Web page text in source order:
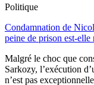
Politique
Condamnation de
peine de prison est-elle
Malgré le choc que
Sarkozy, l’exécution
n’est pas